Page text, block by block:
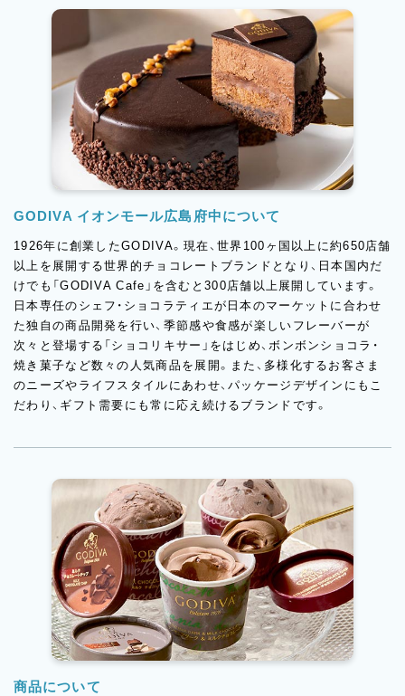
GODIVA イオンモール広島府中について
1926年に創業したGODIVA。現在、世界100ヶ国以上に約650店舗
以上を展開する世界的チョコレートブランドとなり、日本国内だ
けでも「GODIVA Cafe」を含むと300店舗以上展開しています。
日本専任のシェフ・ショコラティエが日本のマーケットに合わせ
た独自の商品開発を行い、季節感や食感が楽しいフレーバーが
次々と登場する「ショコリキサー」をはじめ、ボンボンショコラ・
焼き菓子など数々の人気商品を展開。また、多様化するお客さま
のニーズやライフスタイルにあわせ、パッケージデザインにもこ
だわり、ギフト需要にも常に応え続けるブランドです。
商品について